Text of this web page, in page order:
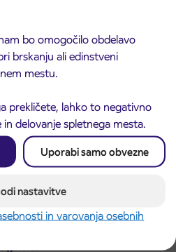
bo omogočilo obdelavo
brskanju ali edinstveni
mestu.
prekličete, lahko to negativno
delovanje spletnega mesta.
Uporabi samo obvezne
nastavitve
in varovanja osebnih
dela Škofjeloške